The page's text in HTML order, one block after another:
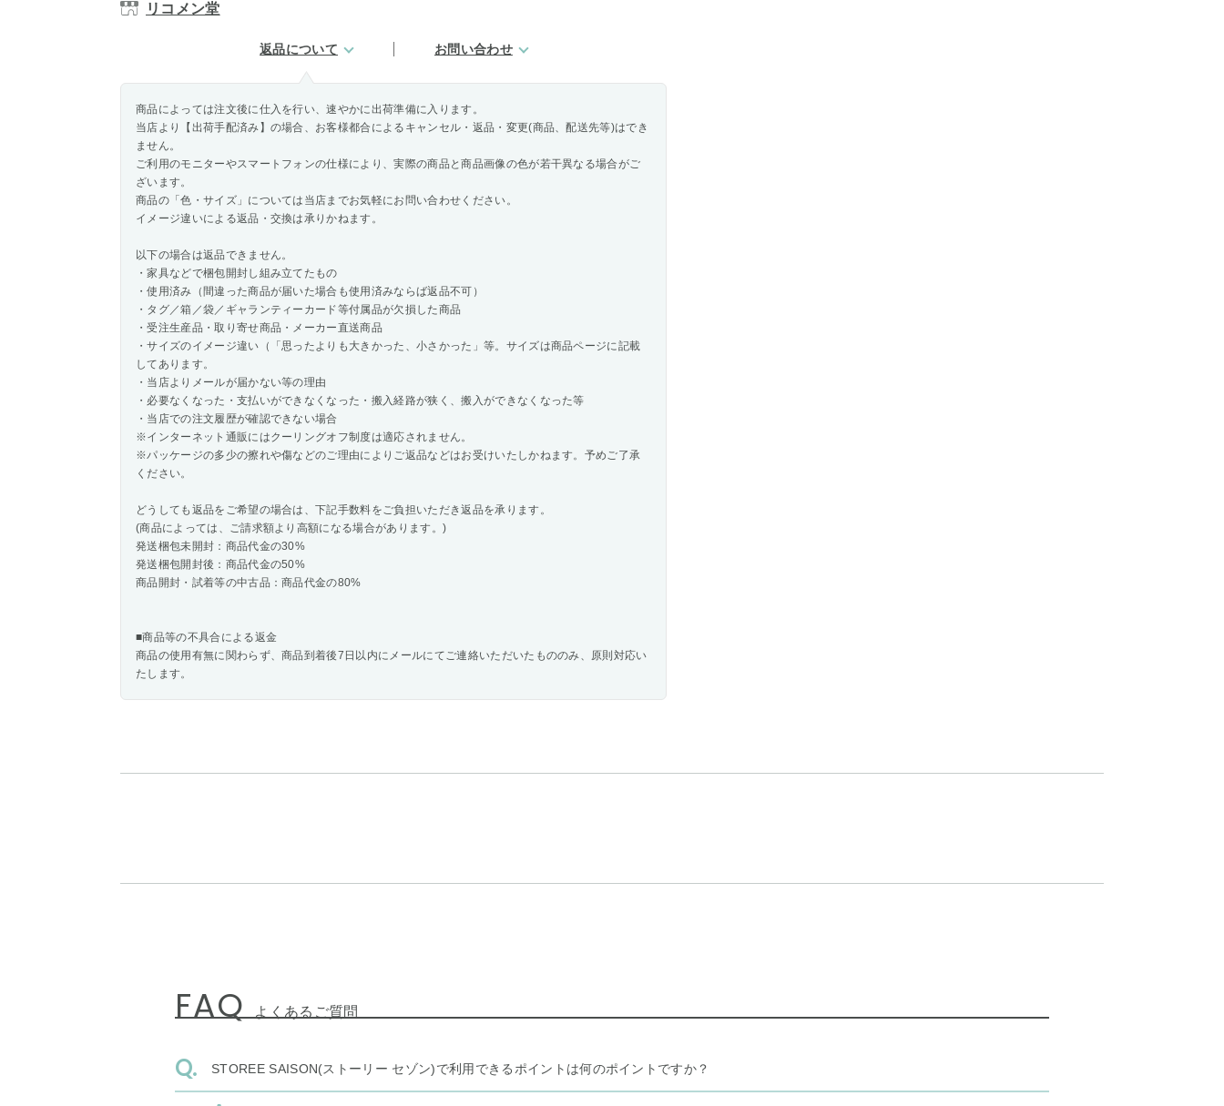
リコメン堂
返品について お問い合わせ
商品によっては注文後に仕入を行い、速やかに出荷準備に入ります。
当店より【出荷手配済み】の場合、お客様都合によるキャンセル・返品・変更(商品、配送先等)はでき
ません。
ご利用のモニターやスマートフォンの仕様により、実際の商品と商品画像の色が若干異なる場合がご
ざいます。
商品の「色・サイズ」については当店までお気軽にお問い合わせください。
イメージ違いによる返品・交換は承りかねます。
以下の場合は返品できません。
・家具などで梱包開封し組み立てたもの
・使用済み（間違った商品が届いた場合も使用済みならば返品不可）
・タグ／箱／袋／ギャランティーカード等付属品が欠損した商品
・受注生産品・取り寄せ商品・メーカー直送商品
・サイズのイメージ違い（「思ったよりも大きかった、小さかった」等。サイズは商品ページに記載
してあります。
・当店よりメールが届かない等の理由
・必要なくなった・支払いができなくなった・搬入経路が狭く、搬入ができなくなった等
・当店での注文履歴が確認できない場合
※インターネット通販にはクーリングオフ制度は適応されません。
※パッケージの多少の擦れや傷などのご理由によりご返品などはお受けいたしかねます。予めご了承
ください。
どうしても返品をご希望の場合は、下記手数料をご負担いただき返品を承ります。
(商品によっては、ご請求額より高額になる場合があります。)
発送梱包未開封：商品代金の30%
発送梱包開封後：商品代金の50%
商品開封・試着等の中古品：商品代金の80%
■商品等の不具合による返金
商品の使用有無に関わらず、商品到着後7日以内にメールにてご連絡いただいたもののみ、原則対応い
たします。
FAQ よくあるご質問
STOREE SAISON(ストーリー セゾン)で利用できるポイントは何のポイントですか？